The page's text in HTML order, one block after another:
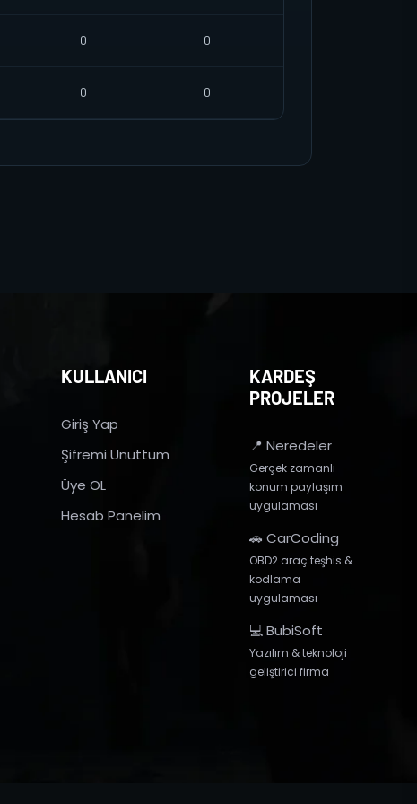
0 0
0 0
KULLANICI
Giriş Yap
Şifremi Unuttum
Üye OL
Hesab Panelim
KARDEŞ
PROJELER
📍 Neredeler
Gerçek zamanlı
konum paylaşım
uygulaması
🚗 CarCoding
OBD2 araç teşhis &
kodlama
uygulaması
💻 BubiSoft
Yazılım & teknoloji
geliştirici firma